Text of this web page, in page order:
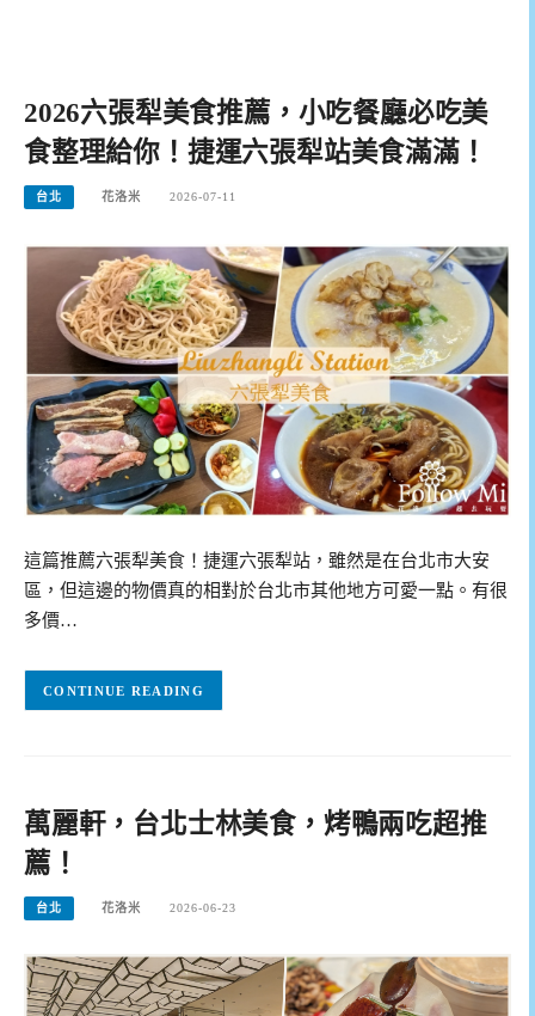
2026六張犁美食推薦，小吃餐廳必吃美
食整理給你！捷運六張犁站美食滿滿！
台北 花洛米 2026-07-11
這篇推薦六張犁美食！捷運六張犁站，雖然是在台北市大安
區，但這邊的物價真的相對於台北市其他地方可愛一點。有很
多價…
CONTINUE READING
萬麗軒，台北士林美食，烤鴨兩吃超推
薦！
台北 花洛米 2026-06-23